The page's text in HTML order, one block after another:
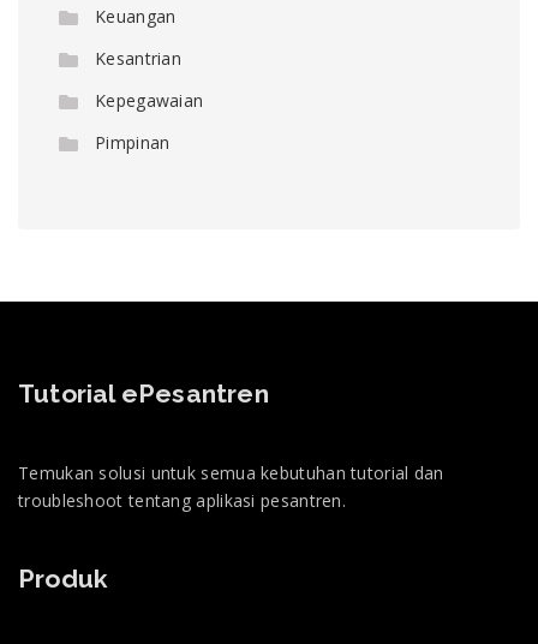
Keuangan
Kesantrian
Kepegawaian
Pimpinan
Tutorial ePesantren
Temukan solusi untuk semua kebutuhan tutorial dan
troubleshoot tentang aplikasi pesantren.
Produk